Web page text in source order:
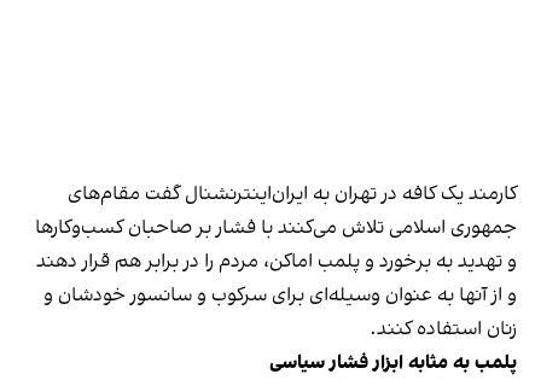
کارمند یک کافه در تهران به ایران‌اینترنشنال گفت مقام‌های
جمهوری اسلامی تلاش می‌کنند با فشار بر صاحبان کسب‌وکارها
و تهدید به برخورد و پلمب اماکن، مردم را در برابر هم قرار دهند
و از آنها به عنوان وسیله‌ای برای سرکوب و سانسور خودشان و
زنان استفاده کنند.
پلمب به مثابه ابزار فشار سیاسی